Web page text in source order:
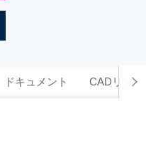
ドキュメント CADリソー